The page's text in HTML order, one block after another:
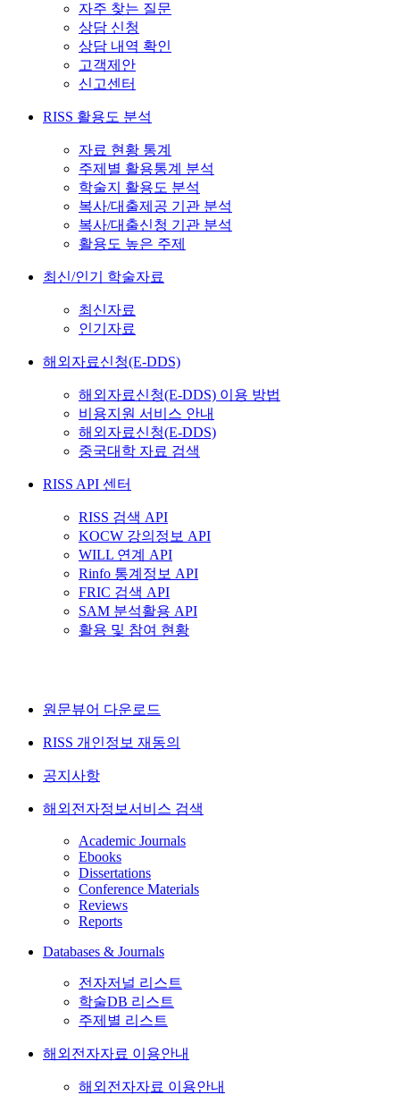
자주 찾는 질문
상담 신청
상담 내역 확인
고객제안
신고센터
RISS 활용도 분석
자료 현황 통계
주제별 활용통계 분석
학술지 활용도 분석
복사/대출제공 기관 분석
복사/대출신청 기관 분석
활용도 높은 주제
최신/인기 학술자료
최신자료
인기자료
해외자료신청(E-DDS)
해외자료신청(E-DDS) 이용 방법
비용지원 서비스 안내
해외자료신청(E-DDS)
중국대학 자료 검색
RISS API 센터
RISS 검색 API
KOCW 강의정보 API
WILL 연계 API
Rinfo 통계정보 API
FRIC 검색 API
SAM 분석활용 API
활용 및 참여 현황
원문뷰어 다운로드
RISS 개인정보 재동의
공지사항
해외전자정보서비스 검색
Academic Journals
Ebooks
Dissertations
Conference Materials
Reviews
Reports
Databases & Journals
전자저널 리스트
학술DB 리스트
주제별 리스트
해외전자자료 이용안내
해외전자자료 이용안내